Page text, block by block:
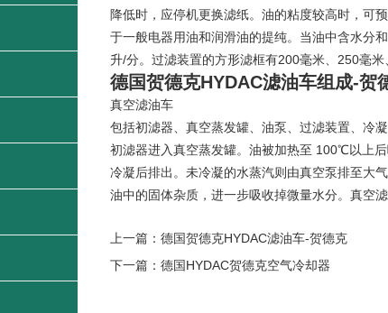
降低时，应停机更换滤纸。油的粘度较高时，可
于一般电器用油和润滑油的提纯。当油中含水分
升/分。过滤装置的方形滤框有200毫米、250毫
德国贺德克HYDAC滤油车组成-贺
真空滤油车
包括初滤器、真空蒸发罐、油泵、过滤装置、冷
初滤器进入真空蒸发罐。油被加热至 100℃以上
冷凝后排出。未冷凝的水蒸汽则由真空泵排至大
油中的固体杂质，进一步吸收掉微量水分。真空
上一篇： 德国贺德克HYDAC滤油车-贺德克
下一篇： 德国HYDAC贺德克空气冷却器